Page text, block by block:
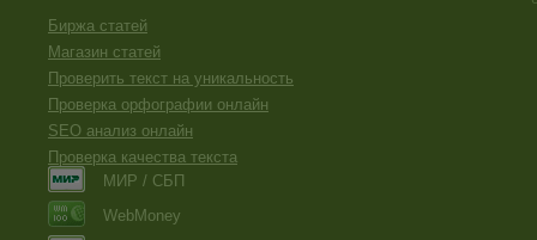
Биржа статей
Магазин статей
Проверить текст на уникальность
Проверка орфографии онлайн
SEO анализ онлайн
Проверка качества текста
МИР / СБП
WebMoney